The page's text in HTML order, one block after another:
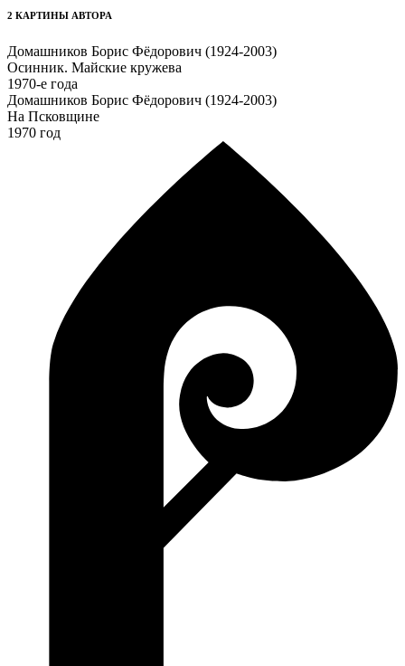
2 КАРТИНЫ АВТОРА
Домашников Борис Фёдорович (1924-2003)
Осинник. Майские кружева
1970-е года
Домашников Борис Фёдорович (1924-2003)
На Псковщине
1970 год